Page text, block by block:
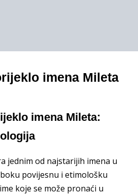
imena Mileta
imena Mileta:
jednim od najstarijih imena u
povijesnu i etimološku
koje se može pronaći u